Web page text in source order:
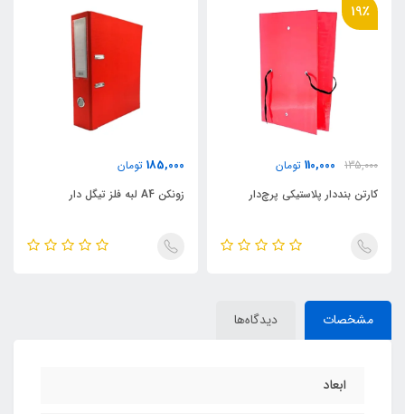
19٪
135,000
110,000 تومان
کارتن بنددار پلاستیکی پرچ‌دار
185,000 تومان
زونکن A4 لبه فلز تیگل دار
مشخصات دیدگاه‌ها
ابعاد